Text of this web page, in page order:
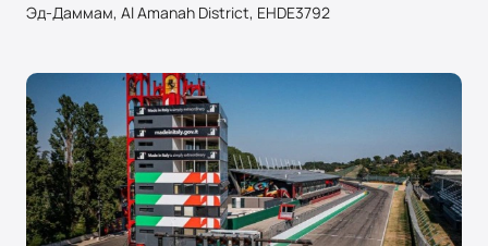
Эд-Даммам, Al Amanah District, EHDE3792